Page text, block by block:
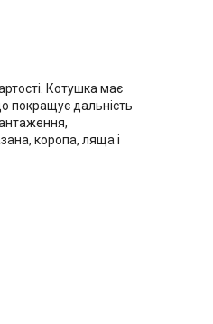
Котушка має
покращує дальність
коропа, ляща і